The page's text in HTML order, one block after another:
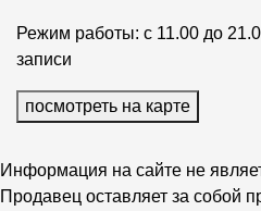
Режим работы: с 11.00 до
записи
посмотреть на карте
Информация на сайте не
Продавец оставляет за собой